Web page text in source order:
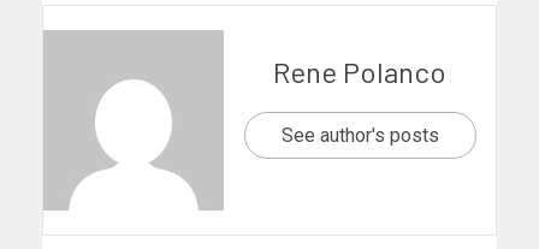
Rene Polanco
See author's posts